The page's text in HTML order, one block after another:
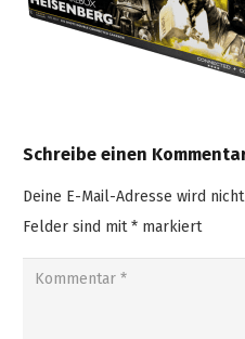
Schreibe einen
Deine E-Mail-Adresse wird
Felder sind mit* markiert